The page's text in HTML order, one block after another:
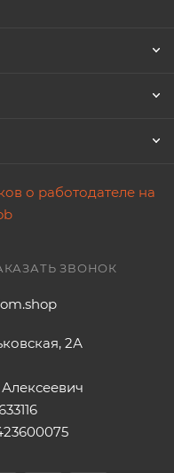
ЗВОНОК
2А